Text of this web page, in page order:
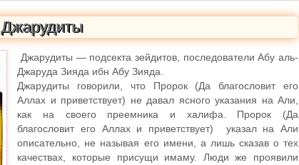
Джарудиты
Джарудиты — подсекта зейдитов, последователи Абу аль-
Джаруда Зияда ибн Абу Зияда.
Джарудиты говорили, что Пророк (Да благословит его
Аллах и приветствует) не давал ясного указания на Али,
как на своего преемника и халифа. Пророк (Да
благословит его Аллах и приветствует)
указал на Али
описательно, не называя его имени, а лишь сказав о тех
качествах, которые присущи имаму. Люди же проявили